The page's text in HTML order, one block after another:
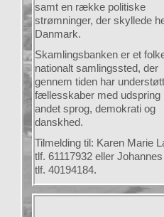
samt en række politiske
strømninger, der skyllede
Danmark.
Skamlingsbanken er et
nationalt samlingssted, der
gennem tiden har
fællesskaber med udspring
andet sprog, demokrati og
danskhed.
Tilmelding til: Karen Marie
tlf. 61117932 eller
tlf. 40194184.